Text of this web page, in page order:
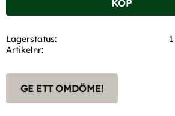
KÖP
Lagerstatus
Artikelnr
GE ETT OMDÖME!